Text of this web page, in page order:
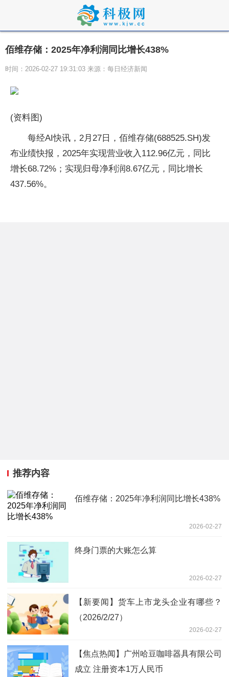
佰维存储：2025年净利润同比增长438%
时间：2026-02-27 19:31:03 来源：每日经济新闻
(资料图)
每经AI快讯，2月27日，佰维存储(688525.SH)发
布业绩快报，2025年实现营业收入112.96亿元，同比
增长68.72%；实现归母净利润8.67亿元，同比增长
437.56%。
推荐内容
佰维存储：2025年净利润同比增长438%
2026-02-27
终身门票的大账怎么算
2026-02-27
【新要闻】货车上市龙头企业有哪些？
（2026/2/27）
2026-02-27
【焦点热闻】广州哈豆咖啡器具有限公司
成立 注册资本1万人民币